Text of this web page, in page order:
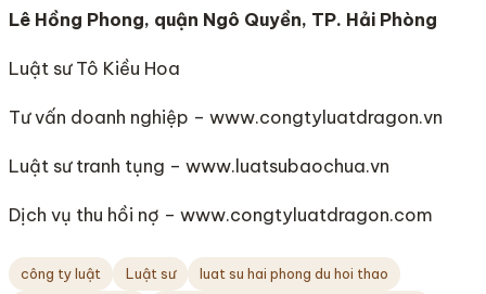
Lê Hồng Phong, quận Ngô Quyền, TP. Hải Phòng
Luật sư Tô Kiều Hoa
Tư vấn doanh nghiệp – www.congtyluatdragon.vn
Luật sư tranh tụng – www.luatsubaochua.vn
Dịch vụ thu hồi nợ – www.congtyluatdragon.com
công ty luật Luật sư
luat su hai phong du hoi thao